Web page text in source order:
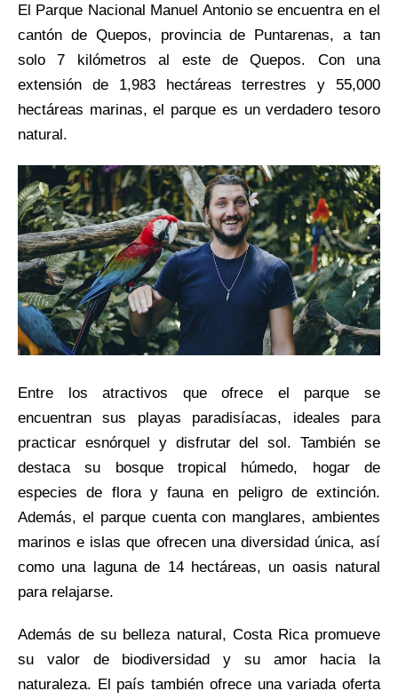
El Parque Nacional Manuel Antonio se encuentra en el
cantón de Quepos, provincia de Puntarenas, a tan
solo 7 kilómetros al este de Quepos. Con una
extensión de 1,983 hectáreas terrestres y 55,000
hectáreas marinas, el parque es un verdadero tesoro
natural.
Entre los atractivos que ofrece el parque se
encuentran sus playas paradisíacas, ideales para
practicar esnórquel y disfrutar del sol. También se
destaca su bosque tropical húmedo, hogar de
especies de flora y fauna en peligro de extinción.
Además, el parque cuenta con manglares, ambientes
marinos e islas que ofrecen una diversidad única, así
como una laguna de 14 hectáreas, un oasis natural
para relajarse.
Además de su belleza natural, Costa Rica promueve
su valor de biodiversidad y su amor hacia la
naturaleza. El país también ofrece una variada oferta